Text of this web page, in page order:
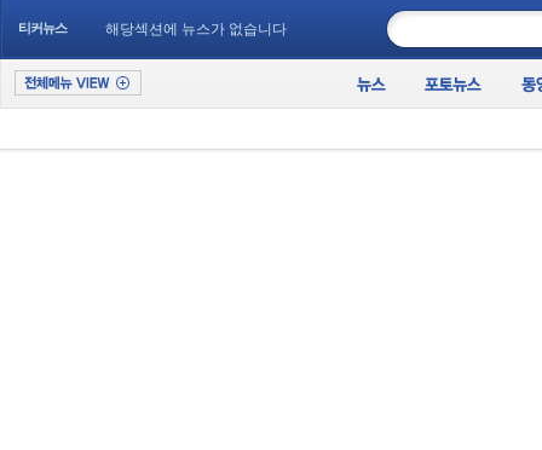
티커뉴스 해당섹션에 뉴스가 없습니다